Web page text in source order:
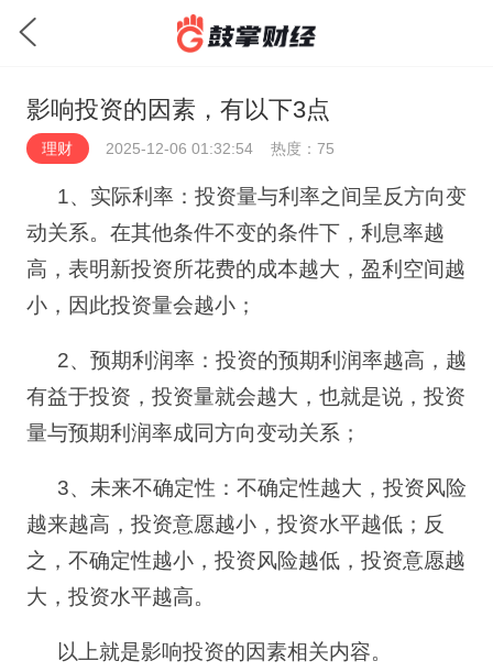
影响投资的因素，有以下3点
理财 2025-12-06 01:32:54 热度：75
1、实际利率：投资量与利率之间呈反方向变
动关系。在其他条件不变的条件下，利息率越
高，表明新投资所花费的成本越大，盈利空间越
小，因此投资量会越小；
2、预期利润率：投资的预期利润率越高，越
有益于投资，投资量就会越大，也就是说，投资
量与预期利润率成同方向变动关系；
3、未来不确定性：不确定性越大，投资风险
越来越高，投资意愿越小，投资水平越低；反
之，不确定性越小，投资风险越低，投资意愿越
大，投资水平越高。
以上就是影响投资的因素相关内容。